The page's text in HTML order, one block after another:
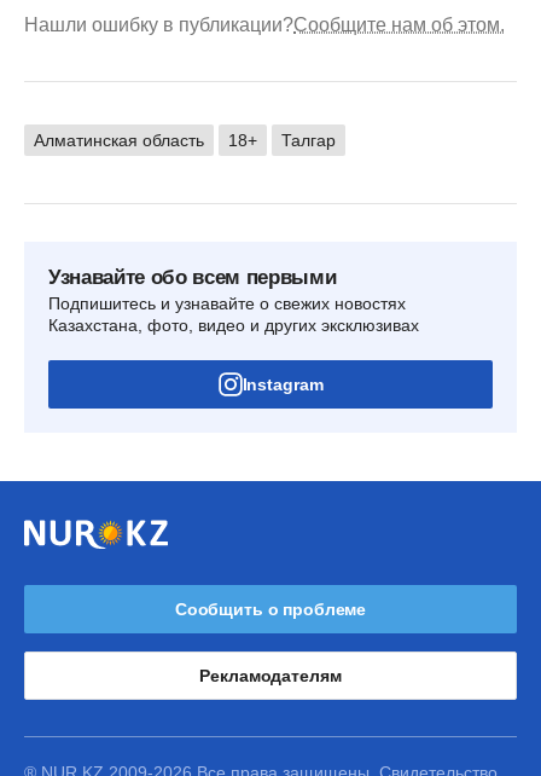
Нашли ошибку в публикации?Сообщите нам об этом.
Алматинская область 18+ Талгар
Узнавайте обо всем первыми
Подпишитесь и узнавайте о свежих новостях
Казахстана, фото, видео и других эксклюзивах
Instagram
Сообщить о проблеме
Рекламодателям
® NUR.KZ 2009-2026 Все права защищены. Свидетельство